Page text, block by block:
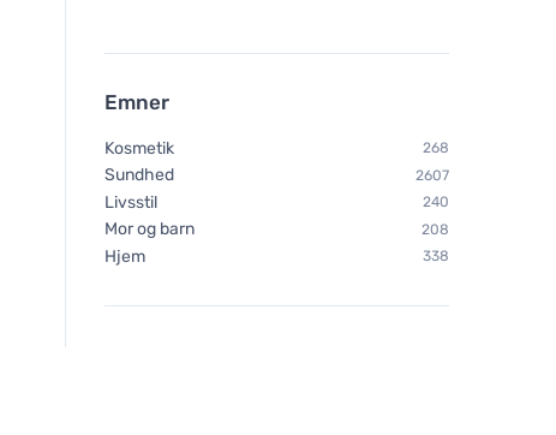
Emner
Kosmetik 268
Sundhed 2607
Livsstil 240
Mor og barn 208
Hjem 338